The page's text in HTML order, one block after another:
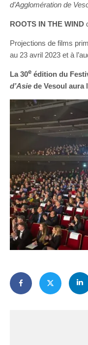
d’Agglomération de
ROOTS IN THE WIND
Projections de films
au 23 avril 2023 et à
La 30e édition du
d’Asie de Vesoul aura